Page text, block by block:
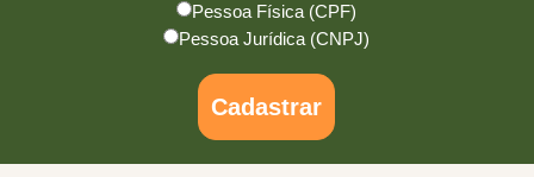
Pessoa Física (CPF)
Pessoa Jurídica (CNPJ)
Cadastrar